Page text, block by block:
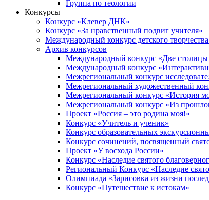
Группа по теологии
Конкурсы
Конкурс «Клевер ДНК»
Конкурс «За нравственный подвиг учителя»
Международный конкурс детского
Архив конкурсов
Международный конкурс «Две
Международный конкурс
Межрегиональный конкурс
Межрегиональный художественный
Межрегиональный конкурс «История
Межрегиональный конкурс «Из
Проект «Россия – это родина моя!»
Конкурс «Учитель и ученик»
Конкурс образовательных
Конкурс сочинений, посвященный
Проект «У восхода России»
Конкурс «Наследие святого
Региональный Конкурс «Наследие
Олимпиада «Зарисовка из жизни
Конкурс «Путешествие к истокам»